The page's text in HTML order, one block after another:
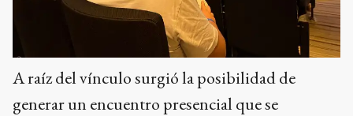
A raíz del vínculo surgió la posibilidad de
generar un encuentro presencial que se